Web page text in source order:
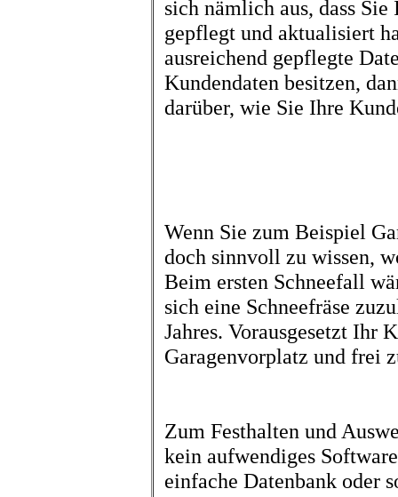
sich nämlich aus, dass
gepflegt und aktualisiert
ausreichend gepflegte
Kundendaten besitzen,
darüber, wie Sie Ihre
Wenn Sie zum Beispiel
doch sinnvoll zu wissen,
Beim ersten Schneefall
sich eine Schneefräse
Jahres. Vorausgesetzt Ihr
Garagenvorplatz und frei
Zum Festhalten und
kein aufwendiges
einfache Datenbank oder